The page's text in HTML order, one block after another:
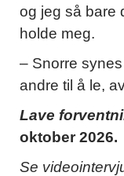
og jeg så bare
holde meg.
– Snorre
andre til å le,
Lave
oktober 2026.
Se